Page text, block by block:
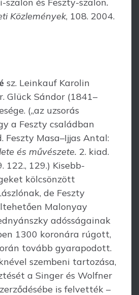
Közlemények, 108. 2004.
sz. Leinkauf Karolin
Glück Sándor (1841–
(„az uzsorás
a Feszty családban
Feszty Masa–Ijjas Antal:
és művészete. 2. kiad.
122., 129.) Kisebb-
kölcsönzött
de Feszty
Malonyay
adósságainak
1300 koronára rúgott,
tovább gyarapodott.
szembeni tartozása,
a Singer és Wolfner
is felvették –